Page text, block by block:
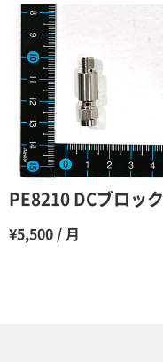
PE8210 DCブロック
¥5,500 / 月